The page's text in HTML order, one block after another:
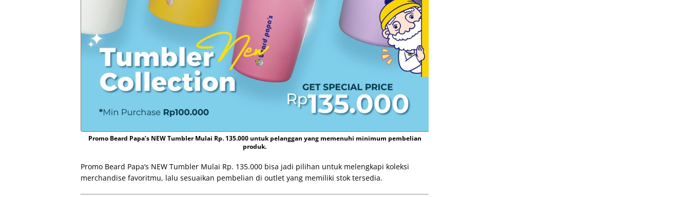
Promo Beard Papa’s NEW Tumbler Mulai Rp. 135.000 untuk pelanggan yang memenuhi minimum pembelian
produk.
Promo Beard Papa’s NEW Tumbler Mulai Rp. 135.000 bisa jadi pilihan untuk melengkapi koleksi
merchandise favoritmu, lalu sesuaikan pembelian di outlet yang memiliki stok tersedia.